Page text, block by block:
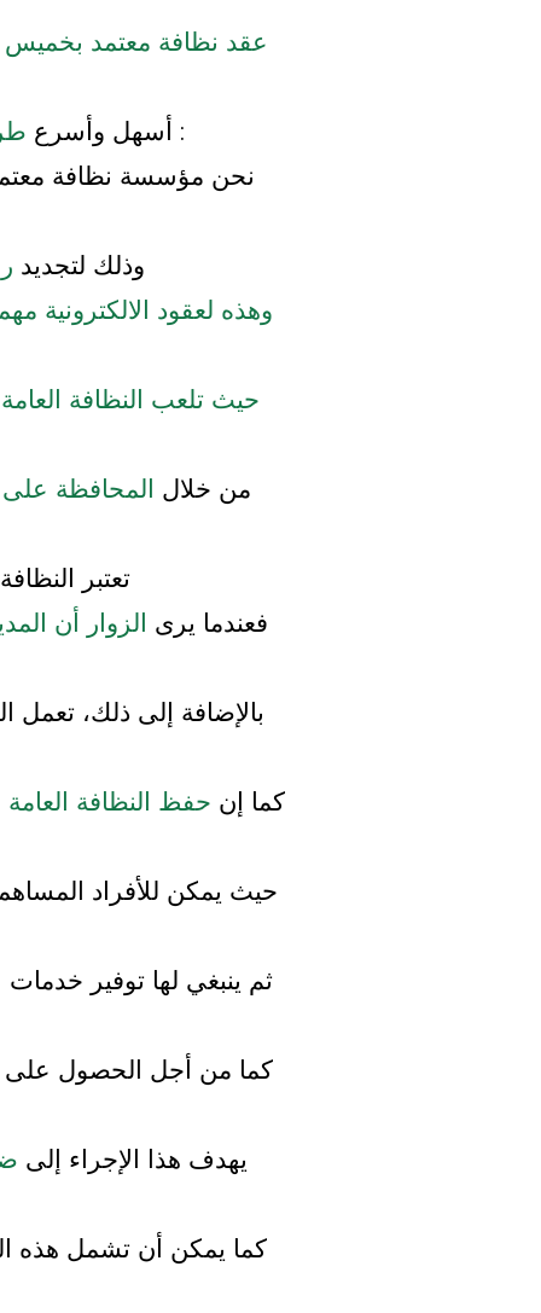
عقد نظافة معتمد
: أسهل وأسرع
نحن مؤسسة نظافة
وذلك لتجديد
وهذه لعقود الالكترونية
حيث تلعب النظافة العامة
من خلال المحافظة
تعتبر
فعندما يرى الزوار أن
بالإضافة إلى ذلك، تعمل
كما إن حفظ النظافة
حيث يمكن للأفراد
ثم ينبغي لها توفير
كما من أجل الحصول
يهدف هذا الإجراء إلى
كما يمكن أن تشمل هذه